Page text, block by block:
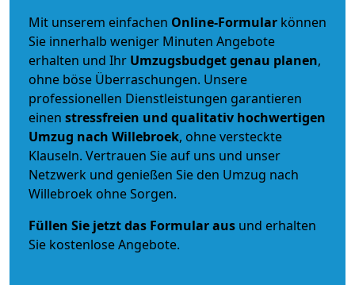
Mit unserem einfachen Online-Formular können
Sie innerhalb weniger Minuten Angebote
erhalten und Ihr Umzugsbudgetgenau planen,
ohne böse Überraschungen. Unsere
professionellen Dienstleistungen garantieren
einen stressfreien und qualitativ hochwertigen
Umzug nach Willebroek, ohne versteckte
Klauseln. Vertrauen Sie auf uns und unser
Netzwerk und genießen Sie den Umzug nach
Willebroek ohne Sorgen.
Füllen Sie jetzt das Formular aus und erhalten
Sie kostenlose Angebote.